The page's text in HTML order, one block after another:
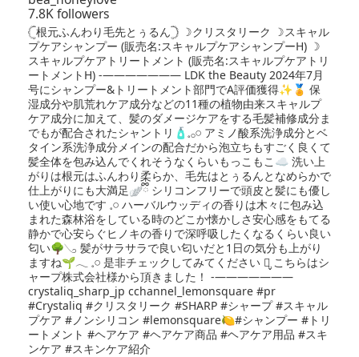
7.8K followers
𓊆根元ふんわり毛先とぅるん𓊇 ☽クリスタリーク ☽スキャル
プケアシャンプー (販売名:スキャルプケアシャンプーH) ☽
スキャルプケアトリートメント (販売名:スキャルプケアトリ
ートメントH) -——————— LDK the Beauty 2024年7月
号にシャンプー&トリートメント部門でA評価獲得✨️🏅 保
湿成分や肌荒れケア成分などの11種の植物由来スキャルプ
ケア成分に加えて、髪のダメージケアをする毛髪補修成分ま
でもが配合されたシャントリ🧴𓈒𓂂𓏸 アミノ酸系洗浄成分とベ
タイン系洗浄成分メインの配合だから泡立ちもすごく良くて
髪全体を包み込んでくれそうなくらいもっこもこ☁️ 洗い上
がりは根元はふんわり柔らか、毛先はとぅるんとなめらかで
仕上がりにも大満足🪽ྀི シリコンフリーで頭皮と髪にも優し
い使い心地です‪ 𓈒𓏸 ハーバルウッディの香りは木々に包み込
まれた森林浴をしている時のどこか懐かしさ安心感をもてる
静かで心安らぐヒノキの香りで深呼吸したくなるくらい良い
匂い🌳𓂅 髪がサラサラで良い匂いだと1日の気分も上がり
ますね🌱𓂃 𓈒𓏸 是非チェックしてみてください‪ ⺣̤̬︎︎ こちらはシ
ャープ株式会社様から頂きました！ -———————
crystaliq_sharp_jp cchannel_lemonsquare #pr
#Crystaliq #クリスタリーク #SHARP #シャープ #スキャル
プケア #ノンシリコン #lemonsquare🍋#シャンプー #トリ
ートメント #ヘアケア #ヘアケア商品 #ヘアケア用品 #スキ
ンケア #スキンケア紹介